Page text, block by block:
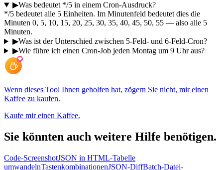
▶Was bedeutet */5 in einem Cron-Ausdruck?
*/5 bedeutet alle 5 Einheiten. Im Minutenfeld bedeutet dies die
Minuten 0, 5, 10, 15, 20, 25, 30, 35, 40, 45, 50, 55 — also alle 5
Minuten.
▶Was ist der Unterschied zwischen 5-Feld- und 6-Feld-Cron?
▶Wie führe ich einen Cron-Job jeden Montag um 9 Uhr aus?
Wenn dieses Tool Ihnen geholfen hat, zögern Sie nicht, mir einen
Kaffee zu kaufen.
Kaufe mir einen Kaffee.
Sie könnten auch weitere Hilfe benötigen.
Code-ScreenshotJSON in HTML-Tabelle
umwandelnTastenkombinationenJSON-DiffBatch-Datei-